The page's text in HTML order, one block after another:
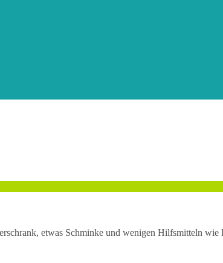
etwas Schminke und wenigen Hilfsmitteln